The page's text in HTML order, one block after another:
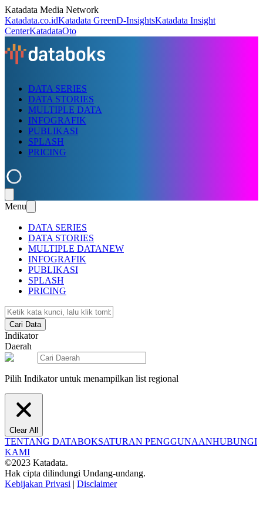
Katadata Media Network
Katadata.co.idKatadata GreenD-InsightsKatadata Insight
CenterKatadataOto
DATA SERIES
DATA STORIES
MULTIPLE DATA
INFOGRAFIK
PUBLIKASI
SPLASH
PRICING
Menu
DATA SERIES
DATA STORIES
MULTIPLE DATANEW
INFOGRAFIK
PUBLIKASI
SPLASH
PRICING
Cari Data
Indikator
Daerah
Pilih Indikator untuk menampilkan list regional
Clear All
TENTANG DATABOKSATURAN PENGGUNAANHUBUNGI
KAMI
©2023 Katadata.
Hak cipta dilindungi Undang-undang.
Kebijakan Privasi | Disclaimer